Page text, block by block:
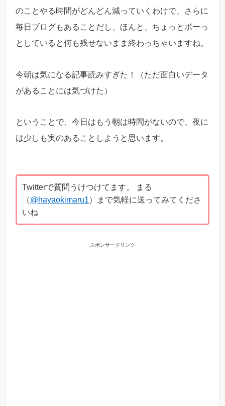
のことやる時間がどんどん減っていくわけで、さらに
毎日ブログもあることだし、ほんと、ちょっとボーっ
としていると何も残せないまま終わっちゃいますね。
今朝は気になる記事読みすぎた！（ただ面白いデータ
があることには気づけた）
ということで、今日はもう朝は時間がないので、夜に
は少しも実のあることしようと思います。
Twitterで質問うけつけてます。 まる
（@hayaokimaru1）まで気軽に送ってみてくださ
いね
スポンサードリンク